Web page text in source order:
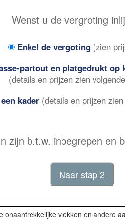
Wenst u de vergroting
Enkel de vergoting (zien
partout en platgedrukt op
(details en prijzen zien
kader (details en prijzen
zijn b.t.w. inbegrepen en
vlekken en andere